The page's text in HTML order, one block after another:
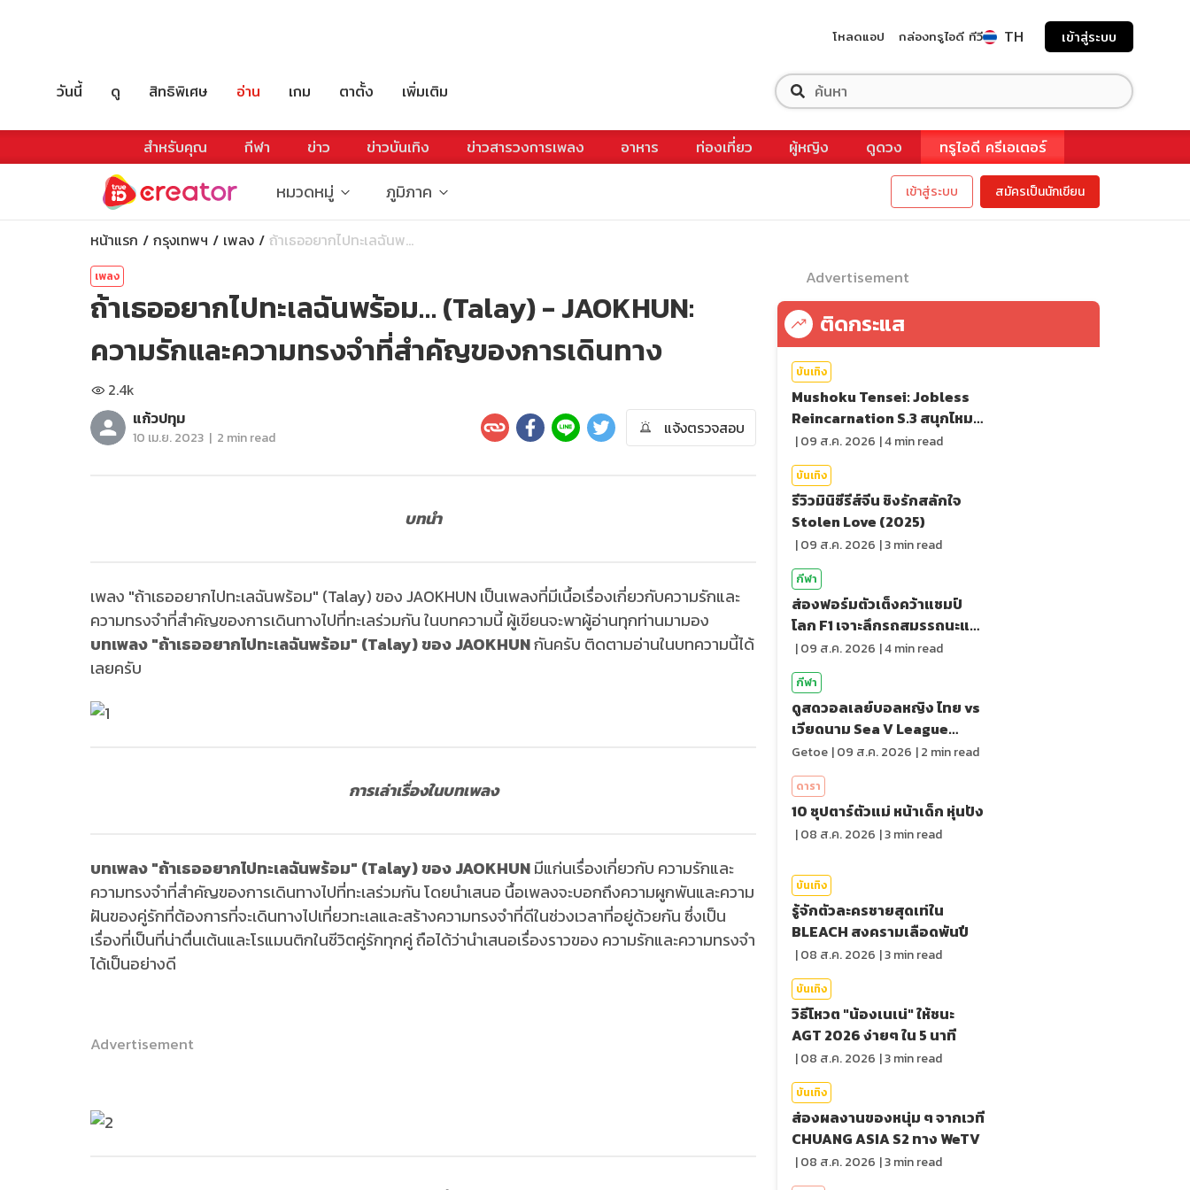
โหลดแอป กล่องทรูไอดี ทีวี TH เข้าสู่ระบบ
วันนี้ ดู สิทธิพิเศษ อ่าน เกม ตาตั้ง เพิ่มเติม
สำหรับคุณ กีฬา ข่าว ข่าวบันเทิง ข่าวสารวงการเพลง อาหาร ท่องเที่ยว ผู้หญิง ดูดวง ทรูไอดี ครีเอเตอร์
หมวดหมู่ ภูมิภาค เข้าสู่ระบบ สมัครเป็นนักเขียน
หน้าแรก กรุงเทพฯ เพลง ถ้าเธออยากไปทะเลฉันพ...
เพลง
ถ้าเธออยากไปทะเลฉันพร้อม… (Talay) - JAOKHUN:
ความรักและความทรงจำที่สำคัญของการเดินทาง
2.4k
แก้วปทุม
10 เม.ย. 2023 | 2 min read แจ้งตรวจสอบ
บทนำ
เพลง "ถ้าเธออยากไปทะเลฉันพร้อม" (Talay) ของ JAOKHUN เป็นเพลงที่มีเนื้อเรื่องเกี่ยวกับความรักและ
ความทรงจำที่สำคัญของการเดินทางไปที่ทะเลร่วมกัน ในบทความนี้ ผู้เขียนจะพาผู้อ่านทุกท่านมามอง
บทเพลง "ถ้าเธออยากไปทะเลฉันพร้อม" (Talay) ของ JAOKHUNกันครับ ติดตามอ่านในบทความนี้ได้
เลยครับ
การเล่าเรื่องในบทเพลง
บทเพลง "ถ้าเธออยากไปทะเลฉันพร้อม" (Talay) ของ JAOKHUNมีแก่นเรื่องเกี่ยวกับ ความรักและ
ความทรงจำที่สำคัญของการเดินทางไปที่ทะเลร่วมกัน โดยนำเสนอ นื้อเพลงจะบอกถึงความผูกพันและความ
ฝันของคู่รักที่ต้องการที่จะเดินทางไปเที่ยวทะเลและสร้างความทรงจำที่ดีในช่วงเวลาที่อยู่ด้วยกัน ซึ่งเป็น
เรื่องที่เป็นที่น่าตื่นเต้นและโรแมนติกในชีวิตคู่รักทุกคู่ ถือได้ว่านำเสนอเรื่องราวของ ความรักและความทรงจำ
ได้เป็นอย่างดี
Advertisement
Advertisement
ติดกระแส
บันเทิง
Mushoku Tensei: Jobless
Reincarnation S.3 สนุกไหม?
รีวิว
|09 ส.ค. 2026 |4min read
บันเทิง
รีวิวมินิซีรีส์จีน ชิงรักสลักใจ
Stolen Love (2025)
|09 ส.ค. 2026 |3min read
กีฬา
ส่องฟอร์มตัวเต็งคว้าแชมป์
โลก F1 เจาะลึกรถสมรรถนะและ
การตัดสิน
|09 ส.ค. 2026 |4min read
กีฬา
ดูสดวอลเลย์บอลหญิง ไทย vs
เวียดนาม Sea V League
2026 เลก 2
Getoe |09 ส.ค. 2026 |2 min read
ดารา
10 ซุปตาร์ตัวแม่ หน้าเด็ก หุ่นปัง
|08 ส.ค. 2026 |3min read
บันเทิง
รู้จักตัวละครชายสุดเท่ใน
BLEACH สงครามเลือดพันปี
|08 ส.ค. 2026 |3min read
บันเทิง
วิธีโหวต "น้องเนเน่" ให้ชนะ
AGT 2026 ง่ายๆ ใน 5 นาที
|08 ส.ค. 2026 |3min read
บันเทิง
ส่องผลงานของหนุ่ม ๆ จากเวที
CHUANG ASIA S2 ทาง WeTV
|08 ส.ค. 2026 |3min read